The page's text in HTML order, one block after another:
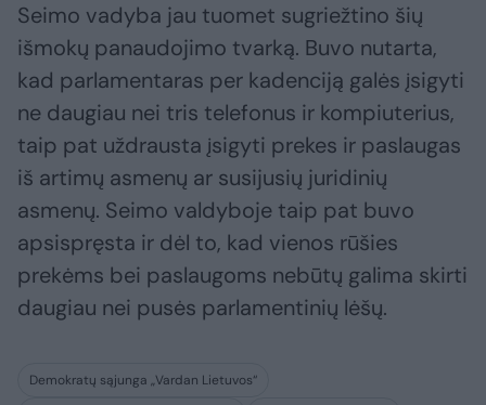
Seimo vadyba jau tuomet sugriežtino šių
išmokų panaudojimo tvarką. Buvo nutarta,
kad parlamentaras per kadenciją galės įsigyti
ne daugiau nei tris telefonus ir kompiuterius,
taip pat uždrausta įsigyti prekes ir paslaugas
iš artimų asmenų ar susijusių juridinių
asmenų. Seimo valdyboje taip pat buvo
apsispręsta ir dėl to, kad vienos rūšies
prekėms bei paslaugoms nebūtų galima skirti
daugiau nei pusės parlamentinių lėšų.
Demokratų sąjunga „Vardan Lietuvos“